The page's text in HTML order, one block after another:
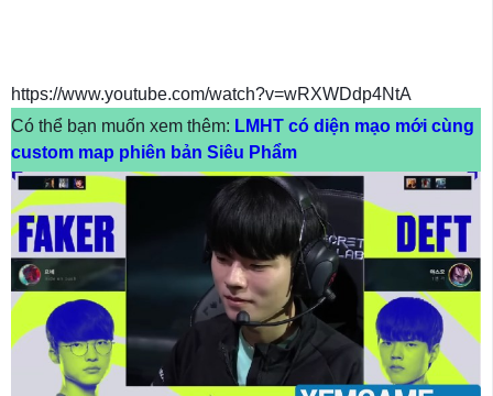
https://www.youtube.com/watch?v=wRXWDdp4NtA
Có thể bạn muốn xem thêm: LMHT có diện mạo mới cùng
custom map phiên bản Siêu Phẩm